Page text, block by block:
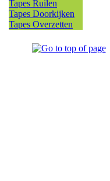
Tapes Ruilen
Tapes Doorkijken
Tapes Overzetten